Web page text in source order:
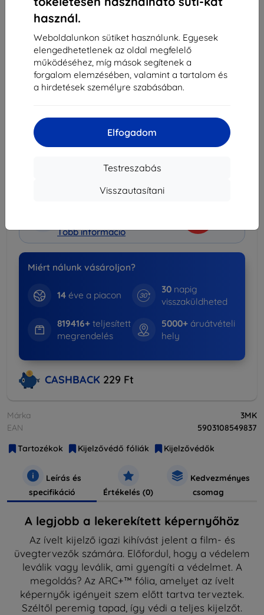
használ.
Weboldalunkon sütiket használunk. Egyesek
elengedhetetlenek az oldal megfelelő
működéséhez, míg mások segítenek a
forgalom elemzésében, valamint a tartalom és
a hirdetések személyre szabásában.
Elfogadom
Testreszabás
Visszautasítani
-
Kosárba
Mennyiségi kedvezmények
2db
10%
15% 1 946 Ft/db
Szállítás 10. augusztus - 11. augusztus
Több információ
Miért nálunk vásároljon?
14éve a piacon
30 napig
visszaküldheted
819416+teljesített
megrendelés
5000+ áruátvételi
hely
CASHBACK 229 Ft
Márka
3MK
EAN
5903108549837
Tartozékok
Kijelzővédő fóliák Kijelzővédők
Leírás és
specifikáció
Értékelés (0)
Kedvezményes
csomag
A legjobb a lekerekített képernyőhöz
Az ívelt kijelző igazi kihívást jelent a film- és
üvegtervezők számára. Előfordul, hogy a védelem
leválik vagy leválik, ami gyengíti a védelmet. A
megoldás? Az ARC+™ fólia, amelyet az ívelt
képernyők igényeit szem előtt tartva terveztek.
Széltől peremig tapad, így védi a teljes kijelzőt.